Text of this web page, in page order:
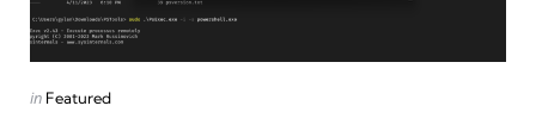
Posted
in Featured